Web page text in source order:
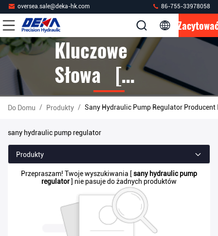
oversea.sale@deka-hk.com 86-755-33978058
Kluczowe
Słowa [
Sany
Hydraulic
Pump
Regulator ]
Mecz 0
Produkty
Do Domu / Produkty / Sany Hydraulic Pump Regulator
sany hydraulic pump regulator
Produkty
Przepraszam! Twoje wyszukiwania [sany hydraulic pump
regulator] nie pasuje do żadnych produktów